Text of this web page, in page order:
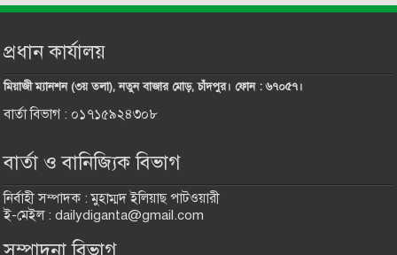
প্রধান কার্যালয়
মিয়াজী ম্যানশন (৩য় তলা), নতুন বাজার মোড়, চাঁদপুর। ফোন : ৬৭০৫৭।
বার্তা বিভাগ : ০১৭১৫৯২৪৩০৮
বার্তা ও বানিজ্যিক বিভাগ
নির্বাহী সম্পাদক : মুহাম্মদ ইলিয়াছ পাটওয়ারী
ই-মেইল : dailydiganta@gmail.com
সম্পাদনা বিভাগ